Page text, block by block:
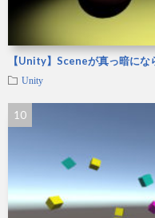
【Unity】Sceneが真っ暗にな
Unity